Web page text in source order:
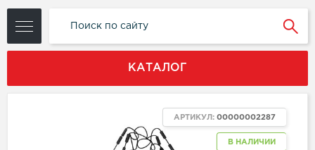
КАТАЛОГ
В НАЛИЧИИ
АРТИКУЛ: 00000002287